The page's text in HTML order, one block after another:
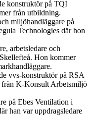
konstruktör på TQI
från utbildning.
miljöhandläggare på
Technologies där hon
arbetsledare och
Hon kommer
vvs-konstruktör på RSA
K-Konsult Arbetsmiljö
på Ebes Ventilation i
han var uppdragsledare